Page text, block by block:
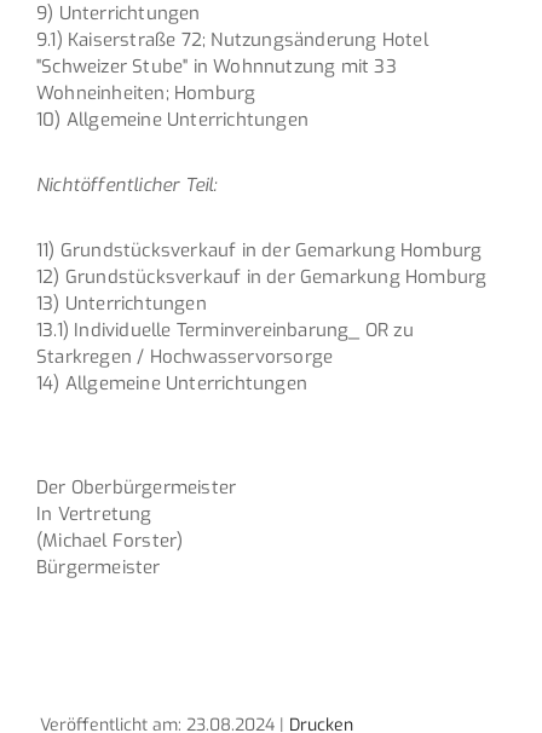
9) Unterrichtungen
9.1) Kaiserstraße 72; Nutzungsänderung Hotel
"Schweizer Stube" in Wohnnutzung mit 33
Wohneinheiten; Homburg
10) Allgemeine Unterrichtungen
Nichtöffentlicher Teil:
11) Grundstücksverkauf in der Gemarkung Homburg
12) Grundstücksverkauf in der Gemarkung Homburg
13) Unterrichtungen
13.1) Individuelle Terminvereinbarung_ OR zu
Starkregen / Hochwasservorsorge
14) Allgemeine Unterrichtungen
Der Oberbürgermeister
In Vertretung
(Michael Forster)
Bürgermeister
Veröffentlicht am: 23.08.2024 | Drucken